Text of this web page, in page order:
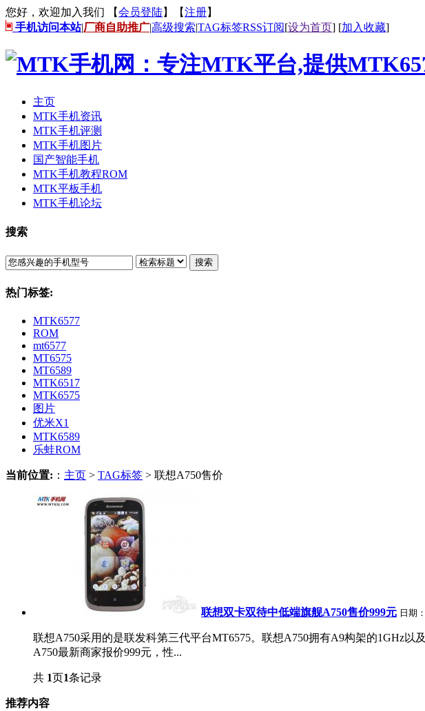
您好，欢迎加入我们 【会员登陆】【注册】
手机访问本站|厂商自助推广|高级搜索|TAG标签RSS订阅[设为首页] [加入收藏]
主页
MTK手机资讯
MTK手机评测
MTK手机图片
国产智能手机
MTK手机教程ROM
MTK平板手机
MTK手机论坛
搜索
搜索
热门标签:
MTK6577
ROM
mt6577
MT6575
MT6589
MTK6517
MTK6575
图片
优米X1
MTK6589
乐蛙ROM
当前位置: ： 主页 > TAG标签 > 联想A750售价
联想双卡双待中低端旗舰A750售价999元 日期：
联想A750采用的是联发科第三代平台MT6575。联想A750拥有A9构架的1GHz
A750最新商家报价999元，性...
共 1页1条记录
推荐内容